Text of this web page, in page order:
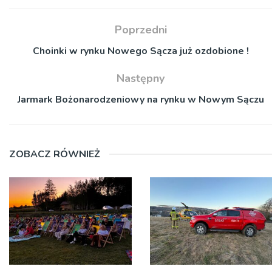
Poprzedni
Choinki w rynku Nowego Sącza już ozdobione !
Następny
Jarmark Bożonarodzeniowy na rynku w Nowym Sączu
ZOBACZ RÓWNIEŻ